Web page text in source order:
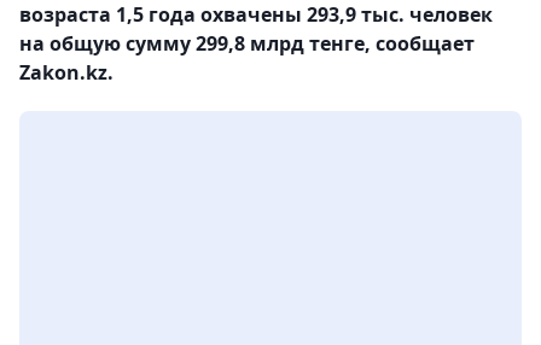
возраста 1,5 года охвачены 293,9 тыс. человек
на общую сумму 299,8 млрд тенге, сообщает
Zakon.kz.